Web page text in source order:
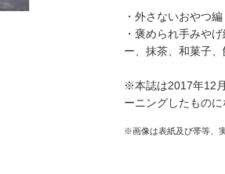
・外さないおやつ
・褒められ手みや
ー、抹茶、和菓子
※本誌は2017年12
ーニングしたもの
※画像は表紙及び帯等、